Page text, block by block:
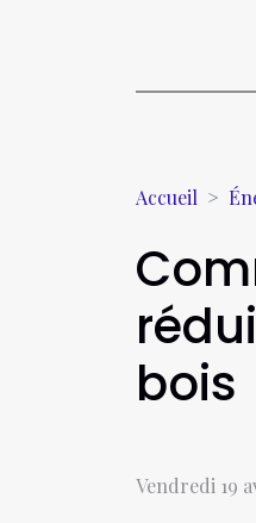
Accueil
bois
Vendredi 19